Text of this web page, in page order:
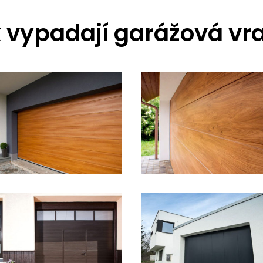
vypadají garážová